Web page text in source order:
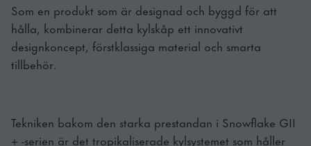
Som en produkt som är designad och byggd för att
hålla, kombinerar detta kylskåp ett innovativt
designkoncept, förstklassiga material och smarta
tillbehör.
Tekniken bakom den starka prestandan i Snowflake GII
+ -serien är det tropikaliserade kylsystemet som håller